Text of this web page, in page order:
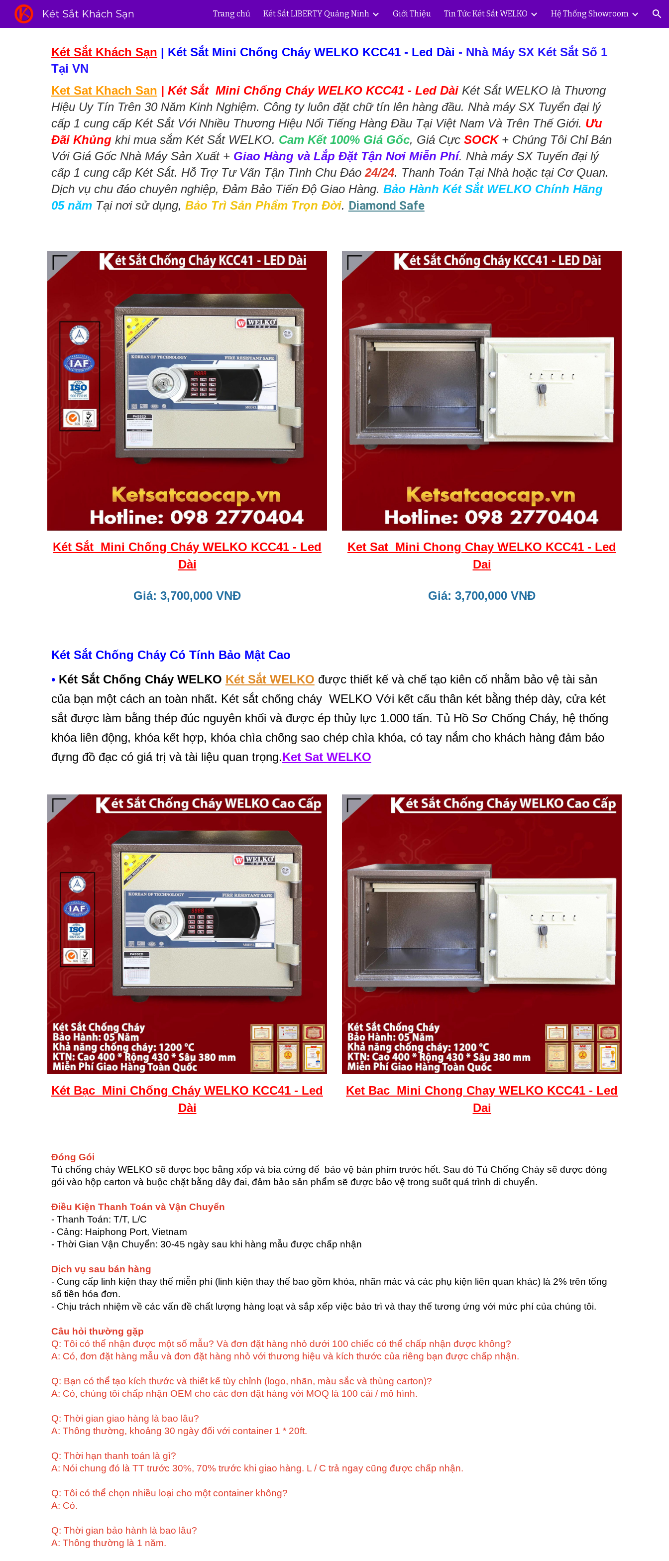
Skip to main content Skip to navigation
Két Sắt Khách Sạn Trang chủ Két Sắt LIBERTY Quảng Ninh Giới Thiệu Tin Tức Két Sắt WELKO Hệ Thống Showroom
Két Sắt Khách Sạn | Két Sắt Mini Chống Cháy WELKO KCC41 - Led Dài - Nhà Máy SX Két Sắt Số 1
Tại VN
Ket Sat Khach San | Két Sắt Mini Chống Cháy WELKO KCC41 - Led Dài Két Sắt WELKO là Thương
Hiệu Uy Tín Trên 30 Năm Kinh Nghiệm. Công ty luôn đặt chữ tín lên hàng đầu. Nhà máy SX Tuyển đại lý
cấp 1 cung cấp Két Sắt Với Nhiều Thương Hiệu Nổi Tiếng Hàng Đầu Tại Việt Nam Và Trên Thế Giới. Ưu
Đãi Khủngkhi mua sắm Két Sắt WELKO. Cam Kết 100% Giá Gốc, Giá Cực SOCK+ Chúng Tôi Chỉ Bán
Với Giá Gốc Nhà Máy Sản Xuất + Giao Hàng và Lắp Đặt Tận Nơi Miễn Phí. Nhà máy SX Tuyển đại lý
cấp 1 cung cấp Két Sắt. Hỗ Trợ Tư Vấn Tận Tình Chu Đáo 24/24. Thanh Toán Tại Nhà hoặc tại Cơ Quan.
Dịch vụ chu đáo chuyên nghiệp, Đảm Bảo Tiến Độ Giao Hàng. Bảo Hành Két Sắt WELKO Chính Hãng
05 nămTại nơi sử dụng, Bảo Trì Sản Phẩm Trọn Đời. Diamond Safe
Két Sắt Mini Chống Cháy WELKO KCC41 - Led
Dài
Giá: 3,700,000 VNĐ
Ket Sat Mini Chong Chay WELKO KCC41 - Led
Dai
Giá: 3,700,000 VNĐ
Két Sắt Chống Cháy Có Tính Bảo Mật Cao
• Két Sắt Chống Cháy WELKO Két Sắt WELKO được thiết kế và chế tạo kiên cố nhằm bảo vệ tài sản
của bạn một cách an toàn nhất. Két sắt chống cháy WELKO Với kết cấu thân két bằng thép dày, cửa két
sắt được làm bằng thép đúc nguyên khối và được ép thủy lực 1.000 tấn. Tủ Hồ Sơ Chống Cháy, hệ thống
khóa liên động, khóa kết hợp, khóa chìa chống sao chép chìa khóa, có tay nắm cho khách hàng đảm bảo
đựng đồ đạc có giá trị và tài liệu quan trọng.Ket Sat WELKO
Két Bạc Mini Chống Cháy WELKO KCC41 - Led
Dài
Ket Bac Mini Chong Chay WELKO KCC41 - Led
Dai
Đóng Gói
Tủ chống cháy WELKO sẽ được bọc bằng xốp và bìa cứng để bảo vệ bàn phím trước hết. Sau đó Tủ Chống Cháy sẽ được đóng
gói vào hộp carton và buộc chặt bằng dây đai, đảm bảo sản phẩm sẽ được bảo vệ trong suốt quá trình di chuyển.
Điều Kiện Thanh Toán và Vận Chuyển
- Thanh Toán: T/T, L/C
- Cảng: Haiphong Port, Vietnam
- Thời Gian Vận Chuyển: 30-45 ngày sau khi hàng mẫu được chấp nhận
Dịch vụ sau bán hàng
- Cung cấp linh kiện thay thế miễn phí (linh kiện thay thế bao gồm khóa, nhãn mác và các phụ kiện liên quan khác) là 2% trên tổng
số tiền hóa đơn.
- Chịu trách nhiệm về các vấn đề chất lượng hàng loạt và sắp xếp việc bảo trì và thay thế tương ứng với mức phí của chúng tôi.
Câu hỏi thường gặp
Q: Tôi có thể nhận được một số mẫu? Và đơn đặt hàng nhỏ dưới 100 chiếc có thể chấp nhận được không?
A: Có, đơn đặt hàng mẫu và đơn đặt hàng nhỏ với thương hiệu và kích thước của riêng bạn được chấp nhận.
Q: Bạn có thể tạo kích thước và thiết kế tùy chỉnh (logo, nhãn, màu sắc và thùng carton)?
A: Có, chúng tôi chấp nhận OEM cho các đơn đặt hàng với MOQ là 100 cái / mô hình.
Q: Thời gian giao hàng là bao lâu?
A: Thông thường, khoảng 30 ngày đối với container 1 * 20ft.
Q: Thời hạn thanh toán là gì?
A: Nói chung đó là TT trước 30%, 70% trước khi giao hàng. L / C trả ngay cũng được chấp nhận.
Q: Tôi có thể chọn nhiều loại cho một container không?
A: Có.
Q: Thời gian bảo hành là bao lâu?
A: Thông thường là 1 năm.